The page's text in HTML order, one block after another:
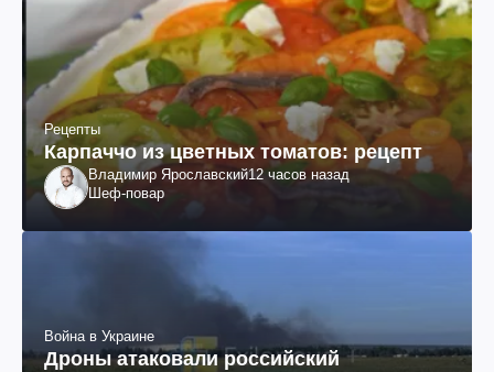
Рецепты
Карпаччо из цветных томатов: рецепт
Владимир Ярославский12 часов назад
Шеф-повар
Война в Украине
Дроны атаковали российский